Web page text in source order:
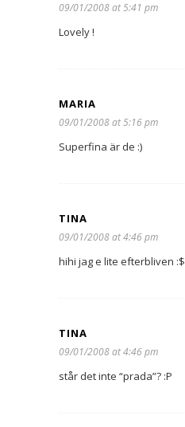
09/01/2008 at 5:41 pm
Lovely !
MARIA
09/01/2008 at 5:16 pm
Superfina är de :)
TINA
09/01/2008 at 4:46 pm
hihi jag e lite efterbliven :$
TINA
09/01/2008 at 4:46 pm
står det inte “prada”? :P